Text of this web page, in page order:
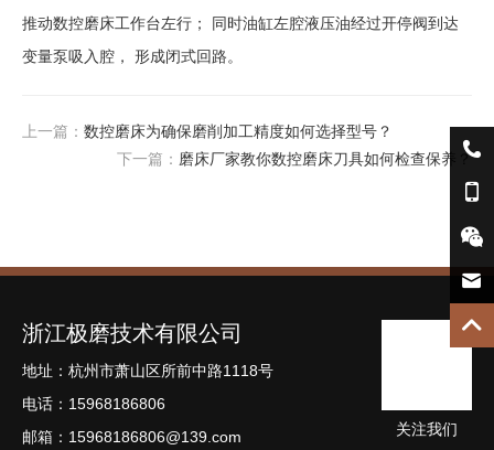
推动数控磨床工作台左行； 同时油缸左腔液压油经过开停阀到达
变量泵吸入腔， 形成闭式回路。
上一篇： 数控磨床为确保磨削加工精度如何选择型号？
下一篇： 磨床厂家教你数控磨床刀具如何检查保养？
浙江极磨技术有限公司
地址：杭州市萧山区所前中路1118号
电话：15968186806
邮箱： 15968186806@139.com 关注我们

电
话

手
机

微
信

